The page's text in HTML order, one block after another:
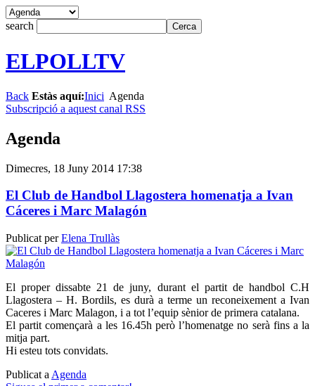
search
ELPOLLTV
Back Estàs aquí:Inici Agenda
Subscripció a aquest canal RSS
Agenda
Dimecres, 18 Juny 2014 17:38
El Club de Handbol Llagostera homenatja a Ivan
Cáceres i Marc Malagón
Publicat perElena Trullàs
El proper dissabte 21 de juny, durant el partit de handbol C.H
Llagostera – H. Bordils, es durà a terme un reconeixement a Ivan
Caceres i Marc Malagon, i a tot l’equip sènior de primera catalana.
El partit començarà a les 16.45h però l’homenatge no serà fins a la
mitja part.
Hi esteu tots convidats.
Publicat a Agenda